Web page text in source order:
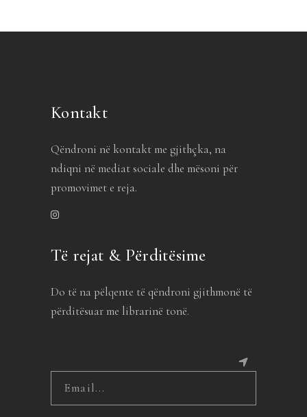
Kontakt
Qëndroni në kontakt me gjithçka, na
ndiqni në mediat sociale dhe mësoni për
promovimet e reja.
Të rejat & Përditësime
Do të na pëlqente të qëndroni gjithmonë të
përditësuar me librarinë tonë.